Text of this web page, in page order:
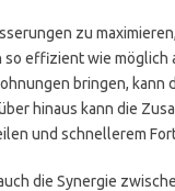
zu
effizient wie möglich
bringen,
hinaus kann die
und schnellerem
die Synergie